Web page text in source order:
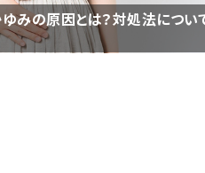
ゆみの原因とは？対処法につい